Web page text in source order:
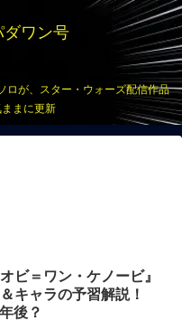
ダワン号
ロが、スター・ウォーズ配信作品
まに更新
ビ＝ワン・ケノービ』
キャラの予習解説！
後？